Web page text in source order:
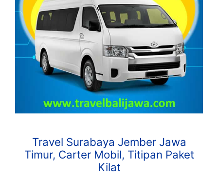
Travel Surabaya Jember Jawa
Timur, Carter Mobil, Titipan Paket
Kilat